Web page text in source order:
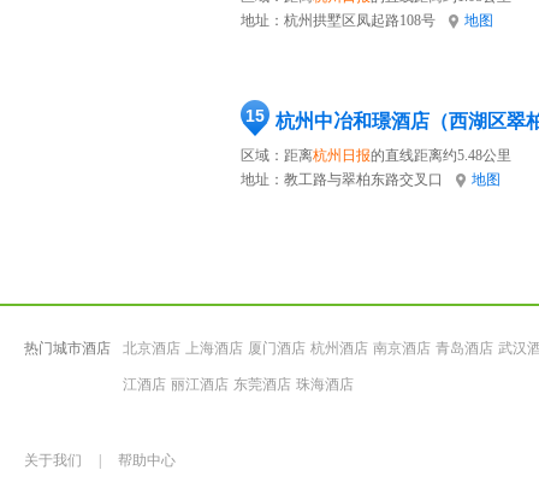
地址： 杭州拱墅区凤起路108号 地图
15 杭州中冶和璟酒店（西湖区翠
区域：距离杭州日报的直线距离约5.48公里
地址： 教工路与翠柏东路交叉口 地图
热门城市酒店 北京酒店 上海酒店 厦门酒店 杭州酒店 南京酒店 青岛酒店 武汉
江酒店 丽江酒店 东莞酒店 珠海酒店
关于我们
帮助中心